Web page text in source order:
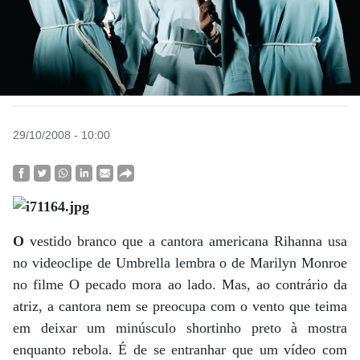
29/10/2008 - 10:00
O vestido branco que a cantora americana Rihanna usa
no videoclipe de Umbrella lembra o de Marilyn Monroe
no filme O pecado mora ao lado. Mas, ao contrário da
atriz, a cantora nem se preocupa com o vento que teima
em deixar um minúsculo shortinho preto à mostra
enquanto rebola. É de se entranhar que um vídeo com